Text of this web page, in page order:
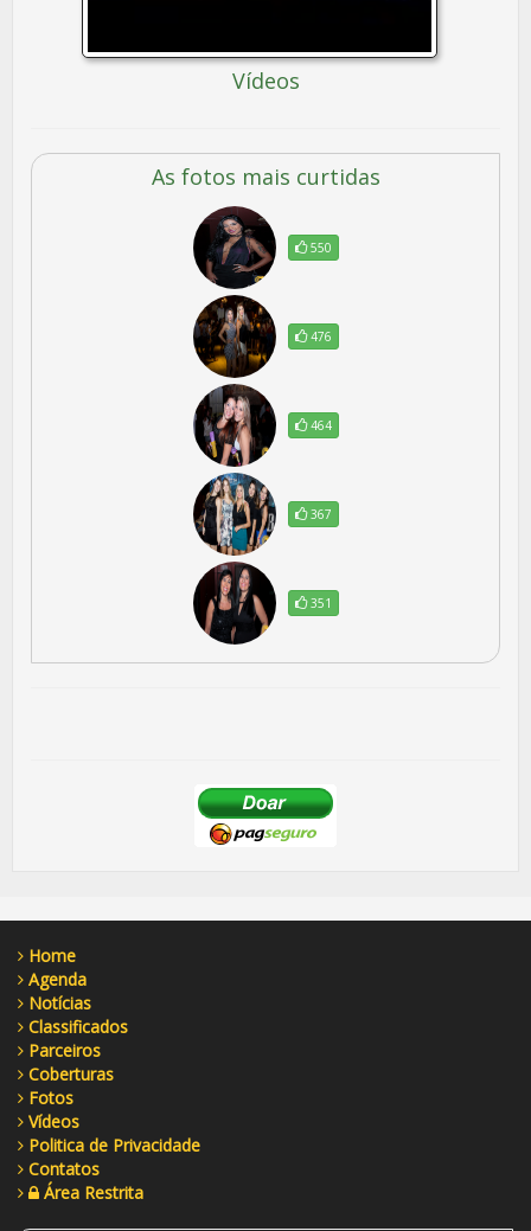
Vídeos
As fotos mais curtidas
550
476
464
367
351
Home
Agenda
Notícias
Classificados
Parceiros
Coberturas
Fotos
Vídeos
Politica de Privacidade
Contatos
Área Restrita